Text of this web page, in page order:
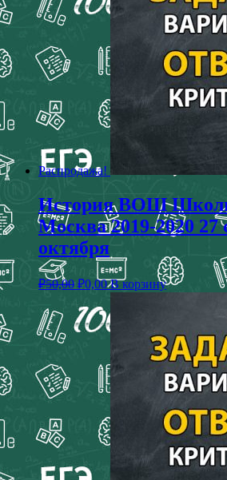
Распродажа!
История ВОШ
Москва 2019-2020
октября
₽50,00 ₽0,00 В корзину